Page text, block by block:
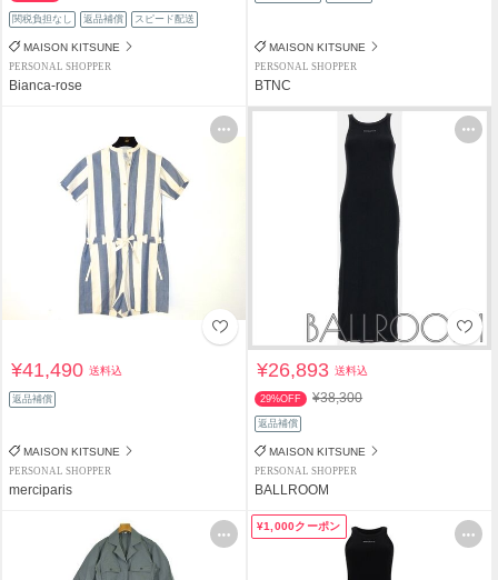
関税負担なし 返品補償 スピード配送
MAISON KITSUNE
PERSONAL SHOPPER
Bianca-rose
MAISON KITSUNE
PERSONAL SHOPPER
BTNC
¥41,490送料込
返品補償
MAISON KITSUNE
PERSONAL SHOPPER
merciparis
¥26,893送料込
29%OFF ¥38,300
返品補償
MAISON KITSUNE
PERSONAL SHOPPER
BALLROOM
¥1,000クーポン